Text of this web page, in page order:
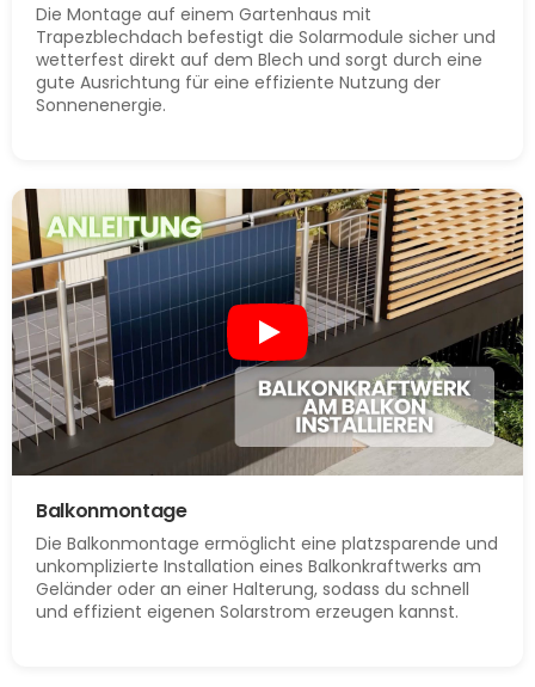
Die Montage auf einem Gartenhaus mit
Trapezblechdach befestigt die Solarmodule sicher und
wetterfest direkt auf dem Blech und sorgt durch eine
gute Ausrichtung für eine effiziente Nutzung der
Sonnenenergie.
Balkonmontage
Die Balkonmontage ermöglicht eine platzsparende und
unkomplizierte Installation eines Balkonkraftwerks am
Geländer oder an einer Halterung, sodass du schnell
und effizient eigenen Solarstrom erzeugen kannst.